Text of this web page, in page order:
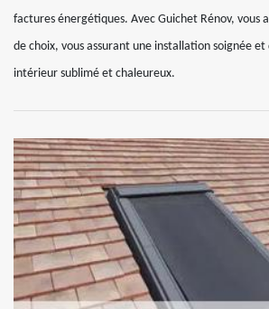
factures énergétiques. Avec Guichet Rénov, vous
de choix, vous assurant une installation soignée
intérieur sublimé et chaleureux.